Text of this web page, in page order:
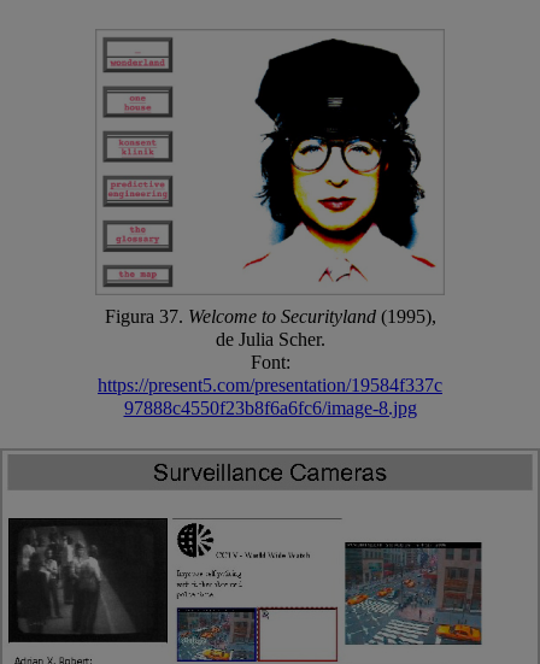
Figura 37. Welcome to Securityland(1995),
de Julia Scher.
Font:
https://present5.com/presentation/19584f337c
97888c4550f23b8f6a6fc6/image-8.jpg